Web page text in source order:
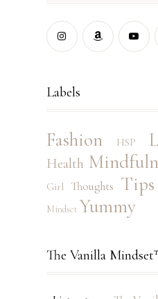
Labels
Fashion HSP
Health
Girl
Thoughts
Mindset Yummy
The Vanilla